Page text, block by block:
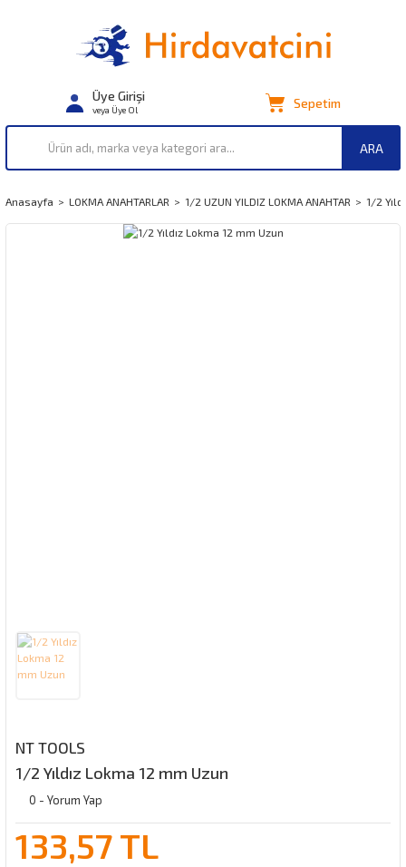
ARA
Üye Girişi
veya Üye Ol Sepetim
Anasayfa LOKMA ANAHTARLAR 1/2 UZUN YILDIZ LOKMA ANAHTAR 1/2
NT TOOLS
1/2 Yıldız Lokma 12 mm Uzun
0 - Yorum Yap
133,57 TL